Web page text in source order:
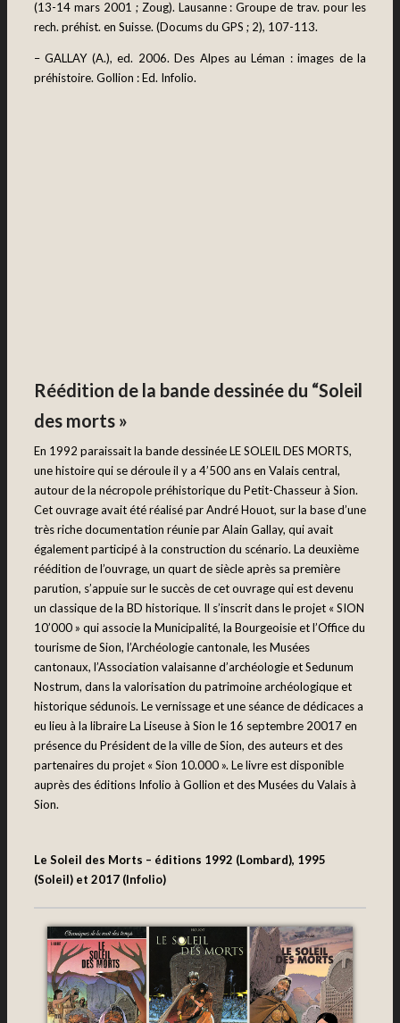
(13-14 mars 2001 ; Zoug). Lausanne : Groupe de trav. pour les
rech. préhist. en Suisse. (Docums du GPS ; 2), 107-113.
– GALLAY (A.), ed. 2006. Des Alpes au Léman : images de la
préhistoire. Gollion : Ed. Infolio.
Réédition de la bande dessinée du “Soleil
des morts »
En 1992 paraissait la bande dessinée LE SOLEIL DES MORTS,
une histoire qui se déroule il y a 4’500 ans en Valais central,
autour de la nécropole préhistorique du Petit-Chasseur à Sion.
Cet ouvrage avait été réalisé par André Houot, sur la base d’une
très riche documentation réunie par Alain Gallay, qui avait
également participé à la construction du scénario. La deuxième
réédition de l’ouvrage, un quart de siècle après sa première
parution, s’appuie sur le succès de cet ouvrage qui est devenu
un classique de la BD historique. Il s’inscrit dans le projet « SION
10’000 » qui associe la Municipalité, la Bourgeoisie et l’Office du
tourisme de Sion, l’Archéologie cantonale, les Musées
cantonaux, l’Association valaisanne d’archéologie et Sedunum
Nostrum, dans la valorisation du patrimoine archéologique et
historique sédunois. Le vernissage et une séance de dédicaces a
eu lieu à la libraire La Liseuse à Sion le 16 septembre 20017 en
présence du Président de la ville de Sion, des auteurs et des
partenaires du projet « Sion 10.000 ». Le livre est disponible
auprès des éditions Infolio à Gollion et des Musées du Valais à
Sion.
Le Soleil des Morts – éditions 1992 (Lombard), 1995
(Soleil) et 2017 (Infolio)